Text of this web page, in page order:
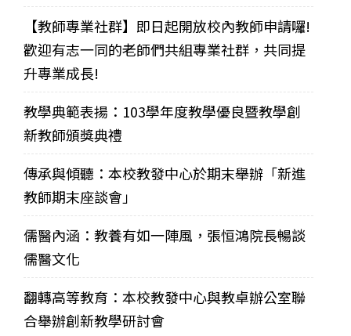
【教師專業社群】即日起開放校內教師申請囉!
歡迎有志一同的老師們共組專業社群，共同提
升專業成長!
教學典範表揚：103學年度教學優良暨教學創
新教師頒獎典禮
傳承與傾聽：本校教發中心於期末舉辦「新進
教師期末座談會」
儒醫內涵：教養有如一陣風，張恒鴻院長暢談
儒醫文化
翻轉高等教育：本校教發中心與教卓辦公室聯
合舉辦創新教學研討會